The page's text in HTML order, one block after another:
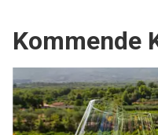
Events
Kommende